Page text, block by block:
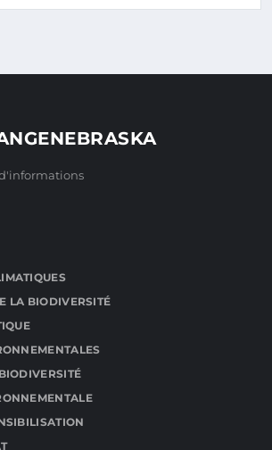
LA BIODIVERSITÉ